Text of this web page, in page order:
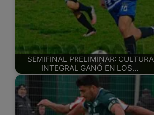
SEMIFINAL PRELIMINAR: CULTURA
INTEGRAL GANÓ EN LOS…